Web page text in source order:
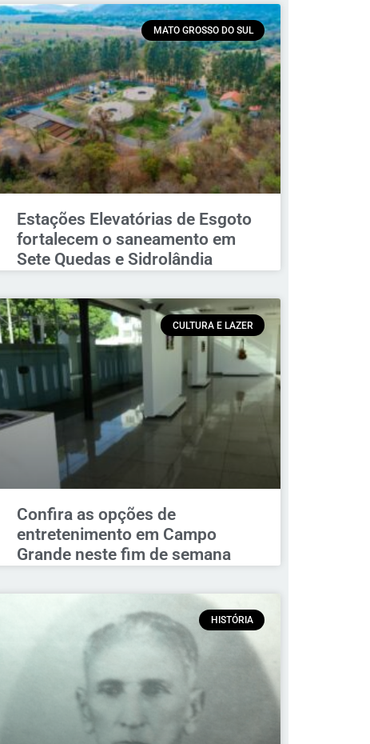
MATO GROSSO DO SUL
Estações Elevatórias de Esgoto
fortalecem o saneamento em
Sete Quedas e Sidrolândia
CULTURA E LAZER
Confira as opções de
entretenimento em Campo
Grande neste fim de semana
HISTÓRIA